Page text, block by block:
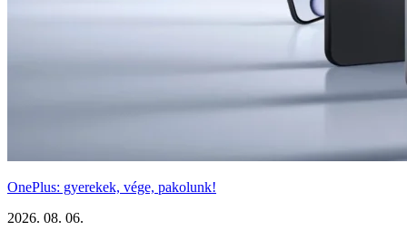
OnePlus: gyerekek, vége, pakolunk!
2026. 08. 06.